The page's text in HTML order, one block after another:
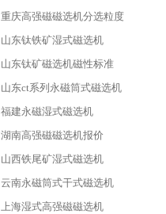
重庆高强磁磁选机分选粒度
山东钛铁矿湿式磁选机
山东钛矿磁选机磁性标准
山东ct系列永磁筒式磁选机
福建永磁湿式磁选机
湖南高强磁磁选机报价
山西铁尾矿湿式磁选机
云南永磁筒式干式磁选机
上海湿式高强磁磁选机